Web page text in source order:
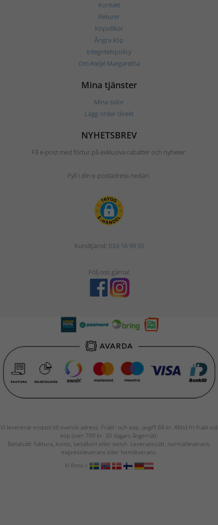
Kontakt
Returer
Köpvillkor
Ångra köp
Integritetspolicy
Om Ateljé Margaretha
Mina tjänster
Mina sidor
Lägg order direkt
NYHETSBREV
Få e-post med förtur på exklusiva rabatter och nyheter.
Fyll i din e-postadress nedan.
Kundtjänst: 033-16 99 50
Följ oss gärna!
Vi levererar endast till svensk adress. Frakt- och exp.-avgift 69 kr. Alltid fri frakt vid
köp över 799 kr. 30 dagars ångerrätt.
Betalsätt: faktura, konto, betalkort eller swish. Leveranssätt: normalleverans,
expressleverans eller hemleverans.
Vi finns i: